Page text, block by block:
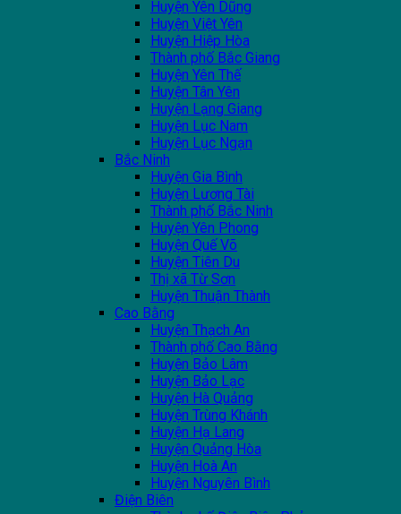
Huyện Yên Dũng
Huyện Việt Yên
Huyện Hiệp Hòa
Thành phố Bắc Giang
Huyện Yên Thế
Huyện Tân Yên
Huyện Lạng Giang
Huyện Lục Nam
Huyện Lục Ngạn
Bắc Ninh
Huyện Gia Bình
Huyện Lương Tài
Thành phố Bắc Ninh
Huyện Yên Phong
Huyện Quế Võ
Huyện Tiên Du
Thị xã Từ Sơn
Huyện Thuận Thành
Cao Bằng
Huyện Thạch An
Thành phố Cao Bằng
Huyện Bảo Lâm
Huyện Bảo Lạc
Huyện Hà Quảng
Huyện Trùng Khánh
Huyện Hạ Lang
Huyện Quảng Hòa
Huyện Hoà An
Huyện Nguyên Bình
Điện Biên